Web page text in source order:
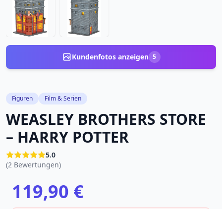
Kundenfotos anzeigen 5
Figuren Film & Serien
WEASLEY BROTHERS STORE
– HARRY POTTER
5.0
(2 Bewertungen)
119,90 €